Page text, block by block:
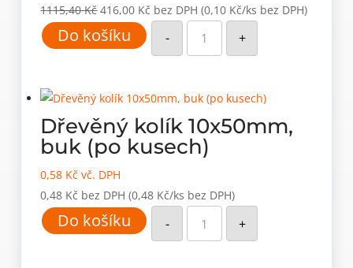
1115,40KčPůvodní
cena
byla:
416,00 Kč Aktuální
je:
bez DPH (0,10 Kč/ks bez DPH)
Do košíku -
Dřevěný
kolík
10x50mm,
bříza
ks)
množství
+
Dřevěný kolík 10x50mm,
buk (po kusech)
0,58 Kč vč. DPH
0,48 Kč bez DPH (0,48 Kč/ks bez DPH)
Do košíku -
Dřevěný
kolík
10x50mm,
buk
+